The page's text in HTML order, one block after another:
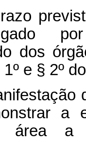
dos
e § 2º
a
área a